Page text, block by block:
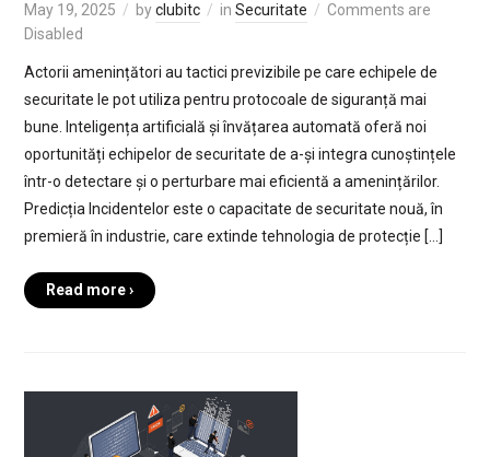
May 19, 2025 byclubitc in Securitate
Comments are
Disabled
Actorii amenințători au tactici previzibile pe care echipele de
securitate le pot utiliza pentru protocoale de siguranță mai
bune. Inteligența artificială și învățarea automată oferă noi
oportunități echipelor de securitate de a-și integra cunoștințele
într-o detectare și o perturbare mai eficientă a amenințărilor.
Predicția Incidentelor este o capacitate de securitate nouă, în
premieră în industrie, care extinde tehnologia de protecție […]
Read more ›